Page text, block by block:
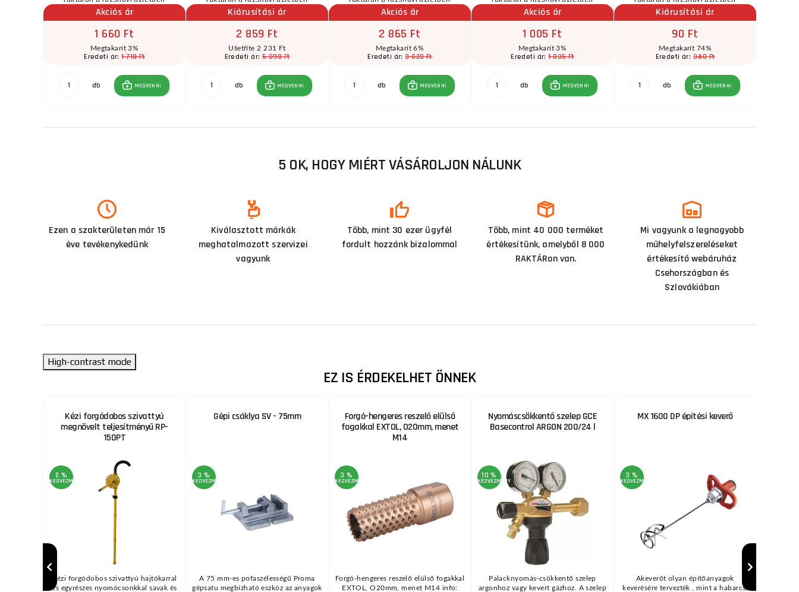
Akciós ár
1 660 Ft
Megtakarít 3%
Eredeti ár:1 710 Ft
db MEGVENNI
Kiárusítási ár
2 859 Ft
Ušetříte 2 231 Ft
Eredeti ár:5 090 Ft
db MEGVENNI
Akciós ár
2 865 Ft
Megtakarít 6%
Eredeti ár:3 020 Ft
db MEGVENNI
Akciós ár
1 005 Ft
Megtakarít 3%
Eredeti ár:1 035 Ft
db MEGVENNI
Kiárusítási ár
90 Ft
Megtakarít 74%
Eredeti ár:340 Ft
db MEGVENNI
5 OK, HOGY MIÉRT VÁSÁROLJON NÁLUNK
Ezen a szakterületen már 15
éve tevékenykedünk
Kiválasztott márkák
meghatalmazott szervizei
vagyunk
Több, mint 30 ezer ügyfél
fordult hozzánk bizalommal
Több, mint 40 000 terméket
értékesítünk, amelyből 8 000
RAKTÁRon van.
Mi vagyunk a legnagyobb
műhelyfelszereléseket
értékesítő webáruház
Csehországban és
Szlovákiában
High-contrast mode
EZ IS ÉRDEKELHET ÖNNEK
Kézi forgódobos szivattyú
megnövelt teljesítményű RP-
150PT
2 %
KEDVEZMÉNY
Kézi forgódobos szivattyú hajtókarral
és egyrészes nyomócsonkkal savak és
Gépi csáklya SV - 75mm
3 %
KEDVEZMÉNY
A 75 mm-es pofaszélességű Proma
gépsatu megbízható eszköz az anyagok
Forgó-hengeres reszelő elülső
fogakkal EXTOL, O20mm, menet
M14
3 %
KEDVEZMÉNY
Forgó-hengeres reszelő elülső fogakkal
EXTOL, O20mm, menet M14 info:
Nyomáscsökkentő szelep GCE
Basecontrol ARGON 200/24 l
10 %
KEDVEZMÉNY
Palacknyomás-csökkentő szelep
argonhoz vagy kevert gázhoz. A szelep
MX 1600 DP építési keverő
3 %
KEDVEZMÉNY
Akeverőt olyan építőanyagok
keverésére tervezték , mint a habarcs,